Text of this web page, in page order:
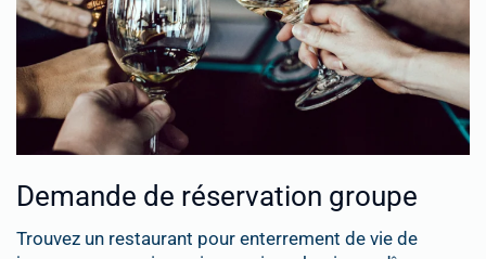
Demande de réservation groupe
Trouvez un restaurant pour enterrement de vie de